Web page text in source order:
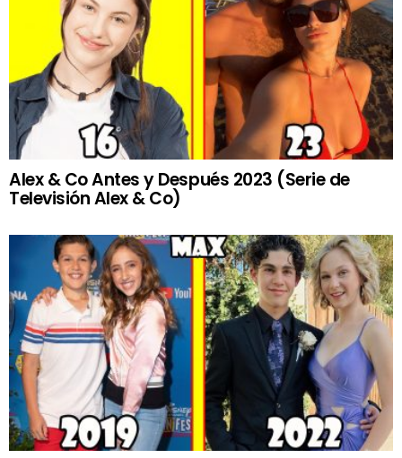
Alex & Co Antes y Después 2023 (Serie de
Televisión Alex & Co)